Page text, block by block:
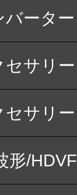
バーター
セサリー
セサリー
形/HDVF